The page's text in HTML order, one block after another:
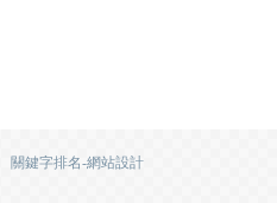
關鍵字排名-網站設計